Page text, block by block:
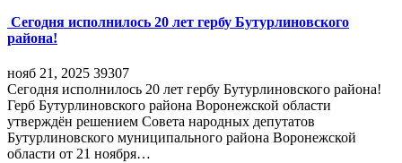
Сегодня исполнилось 20 лет гербу Бутурлиновского
района!
нояб 21, 2025 39307
Сегодня исполнилось 20 лет гербу Бутурлиновского района!
Герб Бутурлиновского района Воронежской области
утверждён решением Совета народных депутатов
Бутурлиновского муниципального района Воронежской
области от 21 ноября…